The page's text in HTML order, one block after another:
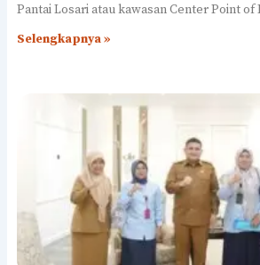
Pantai Losari atau kawasan Center Point of
Selengkapnya »